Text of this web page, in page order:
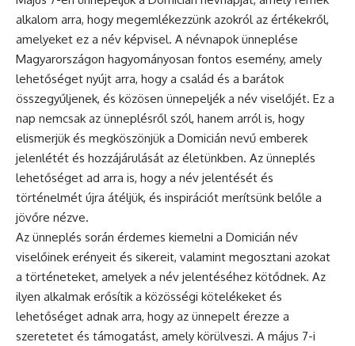
alkalom arra, hogy megemlékezzünk azokról az értékekről,
amelyeket ez a név képvisel. A névnapok ünneplése
Magyarországon hagyományosan fontos esemény, amely
lehetőséget nyújt arra, hogy a család és a barátok
összegyűljenek, és közösen ünnepeljék a név viselőjét. Ez a
nap nemcsak az ünneplésről szól, hanem arról is, hogy
elismerjük és megköszönjük a Domicián nevű emberek
jelenlétét és hozzájárulását az életünkben. Az ünneplés
lehetőséget ad arra is, hogy a név jelentését és
történelmét újra átéljük, és inspirációt merítsünk belőle a
jövőre nézve.
Az ünneplés során érdemes kiemelni a Domicián név
viselőinek erényeit és sikereit, valamint megosztani azokat
a történeteket, amelyek a név jelentéséhez kötődnek. Az
ilyen alkalmak erősítik a közösségi kötelékeket és
lehetőséget adnak arra, hogy az ünnepelt érezze a
szeretetet és támogatást, amely körülveszi. A május 7-i